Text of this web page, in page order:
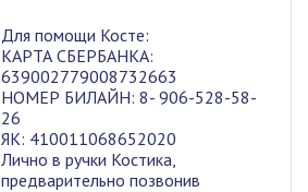
Для помощи Косте:
КАРТА СБЕРБАНКА:
639002779008732663
НОМЕР БИЛАЙН: 8- 906-528-58-
26
ЯК: 410011068652020
Лично в ручки Костика,
предварительно позвонив